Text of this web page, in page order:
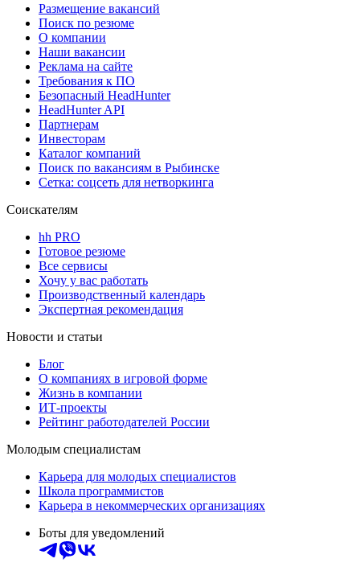
Размещение вакансий
Поиск по резюме
О компании
Наши вакансии
Реклама на сайте
Требования к ПО
Безопасный HeadHunter
HeadHunter API
Партнерам
Инвесторам
Каталог компаний
Поиск по вакансиям в Рыбинске
Сетка: соцсеть для нетворкинга
Соискателям
hh PRO
Готовое резюме
Все сервисы
Хочу у вас работать
Производственный календарь
Экспертная рекомендация
Новости и статьи
Блог
О компаниях в игровой форме
Жизнь в компании
ИТ-проекты
Рейтинг работодателей России
Молодым специалистам
Карьера для молодых специалистов
Школа программистов
Карьера в некоммерческих организациях
Боты для уведомлений